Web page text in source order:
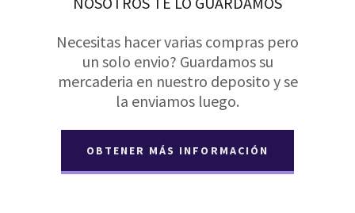
Necesitas hacer varias compras pero
un solo envio? Guardamos su
mercaderia en nuestro deposito y se
la enviamos luego.
OBTENER MÁS INFORMACIÓN